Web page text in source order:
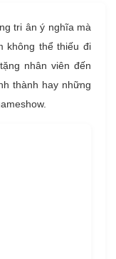
tri ân ý nghĩa mà
không thể thiếu đi
nhân viên đến
thành hay những